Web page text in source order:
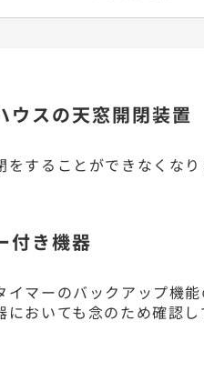
ウスの天窓開閉装置
をすることができなくな
付き機器
イマーのバックアップ機
においても念のため確認し